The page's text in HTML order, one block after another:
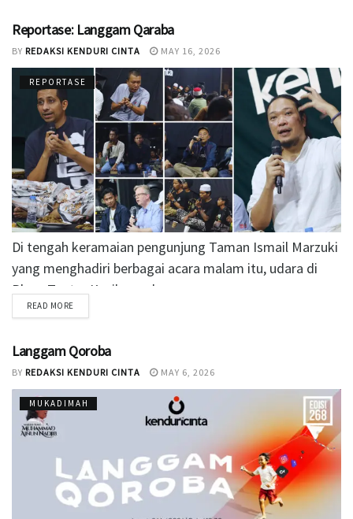
Reportase: Langgam Qaraba
BY REDAKSI KENDURI CINTA MAY 16, 2026
REPORTASE
Di tengah keramaian pengunjung Taman Ismail Marzuki
yang menghadiri berbagai acara malam itu, udara di
Plaza Teater Kecil membawa nuansa...
READ MORE
Langgam Qoroba
BY REDAKSI KENDURI CINTA MAY 6, 2026
MUKADIMAH